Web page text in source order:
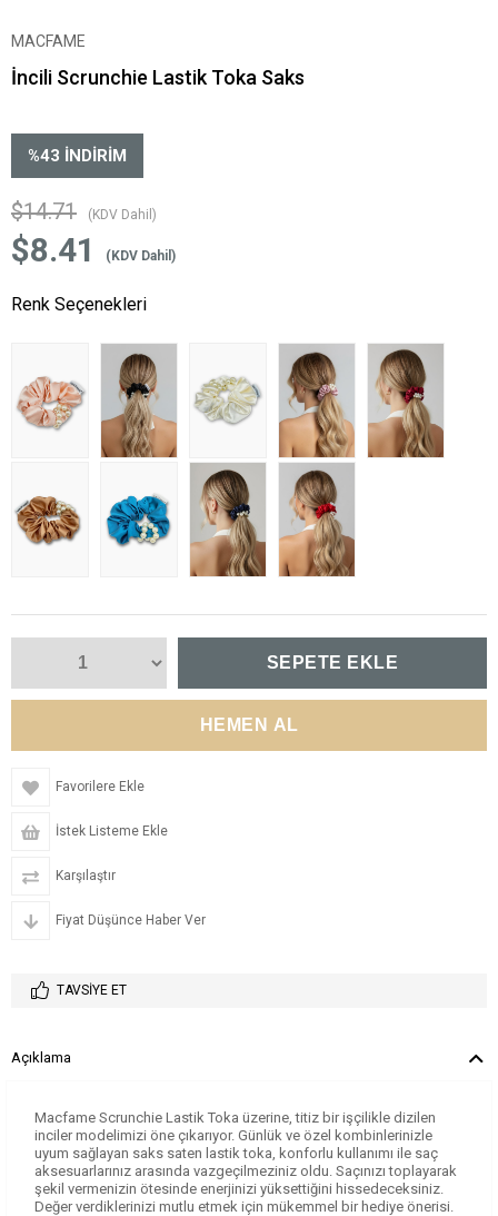
MACFAME
İncili Scrunchie Lastik Toka Saks
%43 İNDIRIM
$14.71 (KDV Dahil)
$8.41 (KDV Dahil)
Renk Seçenekleri
Favorilere Ekle
İstek Listeme Ekle
Karşılaştır
Fiyat Düşünce Haber Ver
TAVSIYE ET
Açıklama
Macfame Scrunchie Lastik Toka üzerine, titiz bir işçilikle dizilen
inciler modelimizi öne çıkarıyor. Günlük ve özel kombinlerinizle
uyum sağlayan saks saten lastik toka, konforlu kullanımı ile saç
aksesuarlarınız arasında vazgeçilmeziniz oldu. Saçınızı toplayarak
şekil vermenizin ötesinde enerjinizi yüksettiğini hissedeceksiniz.
Değer verdiklerinizi mutlu etmek için mükemmel bir hediye önerisi.